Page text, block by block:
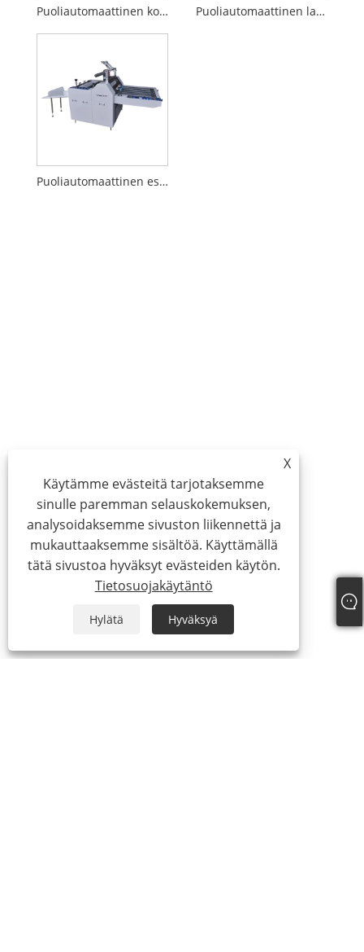
Puoliautomaattinen konelaminaattori Puoliautomaattinen laminointikone (Kohokuviointi)
Puoliautomaattinen esipinnoituskalvon laminointikone
X
Käytämme evästeitä tarjotaksemme
sinulle paremman selauskokemuksen,
analysoidaksemme sivuston liikennettä ja
mukauttaaksemme sisältöä. Käyttämällä
tätä sivustoa hyväksyt evästeiden käytön.
Tietosuojakäytäntö
Hylätä Hyväksyä